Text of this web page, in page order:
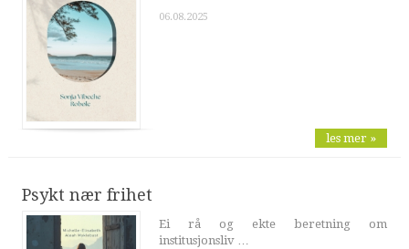
06.08.2025
les mer »
Psykt nær frihet
Ei rå og ekte beretning om
institusjonsliv …